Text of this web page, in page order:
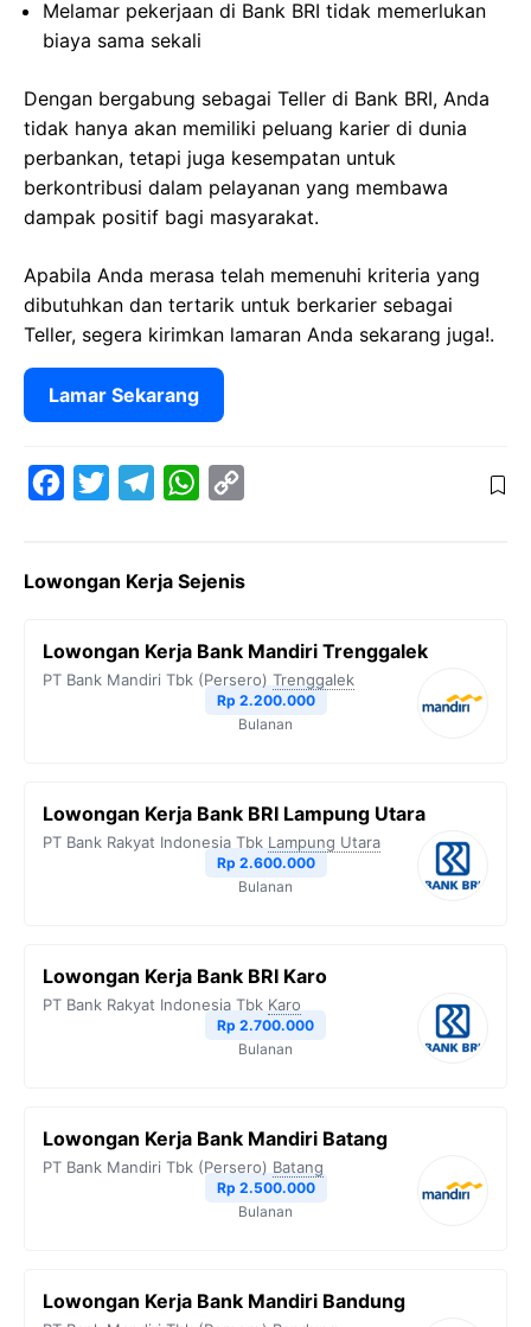
Melamar pekerjaan di Bank BRI tidak memerlukan
biaya sama sekali
Dengan bergabung sebagai Teller di Bank BRI, Anda
tidak hanya akan memiliki peluang karier di dunia
perbankan, tetapi juga kesempatan untuk
berkontribusi dalam pelayanan yang membawa
dampak positif bagi masyarakat.
Apabila Anda merasa telah memenuhi kriteria yang
dibutuhkan dan tertarik untuk berkarier sebagai
Teller, segera kirimkan lamaran Anda sekarang juga!.
Lamar Sekarang
e
o
t
e
e
r
W
t
A
y
n
k
Lowongan Kerja Sejenis
Lowongan Kerja Bank Mandiri Trenggalek
PT Bank Mandiri Tbk (Persero) Trenggalek
Rp 2.200.000
Bulanan
Lowongan Kerja Bank BRI Lampung Utara
PT Bank Rakyat Indonesia Tbk Lampung Utara
Rp 2.600.000
Bulanan
Lowongan Kerja Bank BRI Karo
PT Bank Rakyat Indonesia Tbk Karo
Rp 2.700.000
Bulanan
Lowongan Kerja Bank Mandiri Batang
PT Bank Mandiri Tbk (Persero) Batang
Rp 2.500.000
Bulanan
Lowongan Kerja Bank Mandiri Bandung